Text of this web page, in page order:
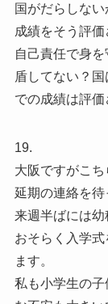
国がだらしな
成績をそう評
自己責任で身
盾してない？
での成績は評価
19.
大阪ですがこち
延期の連絡を待
来週半ばには幼
おそらく入学
ます。
私も小学生の